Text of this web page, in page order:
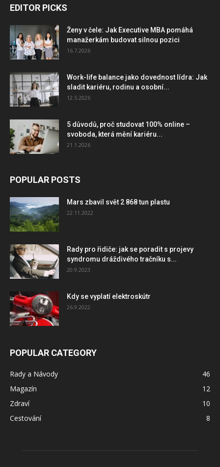
EDITOR PICKS
Ženy v čele: Jak Executive MBA pomáhá
manažerkám budovat silnou pozici
16.7.2026
Work-life balance jako dovednost lídra: Jak
sladit kariéru, rodinu a osobní...
12.5.2026
5 důvodů, proč studovat 100% online –
svoboda, která mění kariéru...
21.1.2026
POPULAR POSTS
Mars zbavil svět 2 868 tun plastu
22.11.2022
Rady pro řidiče: jak se poradit s projevy
syndromu dráždivého tračníku s...
20.9.2023
Kdy se vyplatí elektroskútr
26.9.2022
POPULAR CATEGORY
Rady a Návody
46
Magazín
12
Zdraví
10
Cestování
8